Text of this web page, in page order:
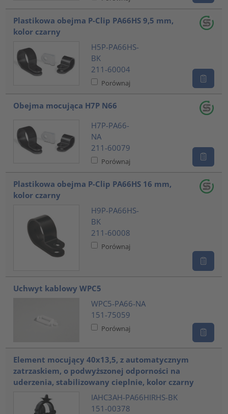
Plastikowa obejma P-Clip PA66HS 9,5 mm,
kolor czarny
H5P-PA66HS-
BK
211-60004
Porównaj
Obejma mocująca H7P N66
H7P-PA66-
NA
211-60079
Porównaj
Plastikowa obejma P-Clip PA66HS 16 mm,
kolor czarny
H9P-PA66HS-
BK
211-60008
Porównaj
Uchwyt kablowy WPC5
WPC5-PA66-NA
151-75059
Porównaj
Element mocujący 40x13,5, z automatycznym
zatrzaskiem, o podwyższonej odporności na
uderzenia, stabilizowany cieplnie, kolor czarny
IAHC3AH-PA66HIRHS-BK
151-00378